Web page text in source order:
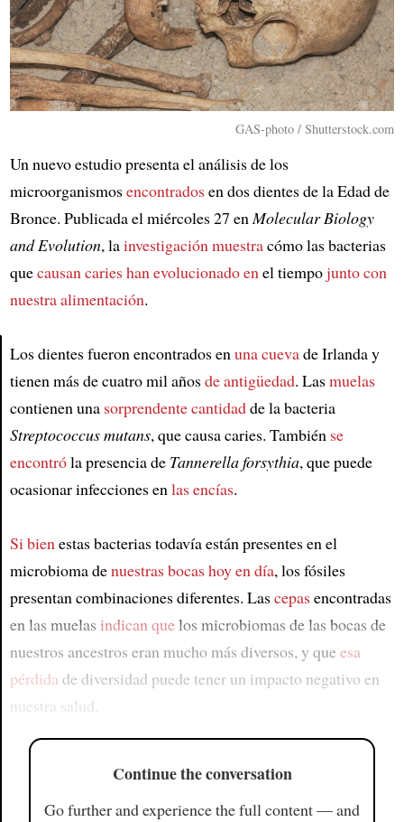
Article
GAS-photo / Shutterstock.com
Un nuevo estudio presenta el análisis de los
microorganismosencontradosen dos dientes de la Edad de
Bronce. Publicada el miércoles 27 en Molecular Biology
and Evolution, lainvestigación muestracómo las bacterias
quecausan carieshan evolucionado en el tiempojunto con
nuestra alimentación.
Los dientes fueron encontrados en una cuevade Irlanda y
tienen más de cuatro mil añosde antigüedad. Lasmuelas
contienen una sorprendente cantidadde la bacteria
Streptococcus mutans, que causa caries. También se
encontróla presencia de Tannerella forsythia, que puede
ocasionar infecciones en las encías.
Si bien estas bacterias todavía están presentes en el
microbioma denuestras bocashoy en día, los fósiles
presentan combinaciones diferentes. Lascepasencontradas
en las muelas indican quelos microbiomas de las bocas de
nuestros ancestros eran mucho más diversos, y queesa
pérdida de diversidad puede tener un impacto negativo en
nuestra salud.
Continue the conversation
Go further and experience the full content — and